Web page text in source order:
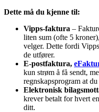
Dette må du kjenne til:
Vipps-faktura –
liten sum (ofte 5
velger. Dette fordi
de utfører.
E-postfaktura,
kun strøm å få sendt,
regnskapsprogram at
Elektronisk
krever betalt for hvert
ditt.